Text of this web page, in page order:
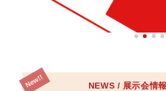
NEWS / 展示会情報